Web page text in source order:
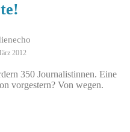
2012
350 Journalistinnen. Eine
vorgestern? Von wegen.